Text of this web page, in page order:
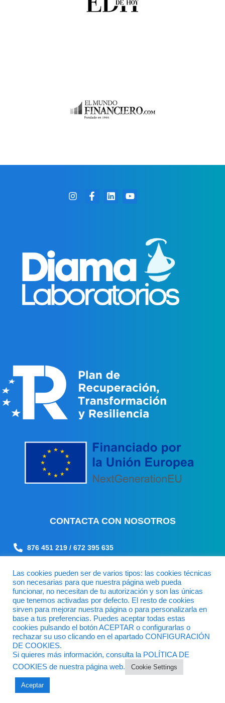
CONTACTA CON NOSOTROS
876 451 219 / 672 395 635
Lunes a viernes: 8:30 a 17:00h
C/ Madre Vedruna 31 Local, 50008 Zaragoza
Las cookies pueden ser de varios tipos: las cookies técnicas
son necesarias para que nuestra página web pueda
funcionar, no necesitan de tu autorización y son las únicas
que tenemos activadas por defecto. El resto de cookies
sirven para mejorar nuestra página o para personalizarla en
base a tus preferencias. Puedes aceptar todas estas
cookies pulsando el botón ACEPTAR o configurarlas o
rechazar su uso clicando en el apartado CONFIGURACIÓN
DE COOKIES.
Si quieres más información, consulta la POLÍTICA DE
COOKIES de nuestra página web.
Cookie Settings
Aceptar